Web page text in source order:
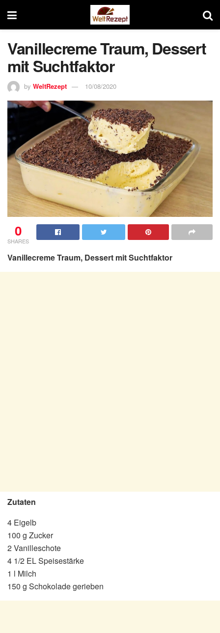
Vanillecreme Traum, Dessert
mit Suchtfaktor
by WeltRezept 10/08/2020
0
SHARES
Vanillecreme Traum, Dessert mit Suchtfaktor
Zutaten
4 Eigelb
100 g Zucker
2 Vanilleschote
4 1/2 EL Speisestärke
1 l Milch
150 g Schokolade gerieben